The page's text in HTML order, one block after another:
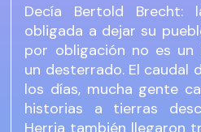
Decía Bertold Brecht:
obligada a dejar su
por obligación no es un
un desterrado. El caudal
los días, mucha gente
historias a tierras
Herria también llegaron